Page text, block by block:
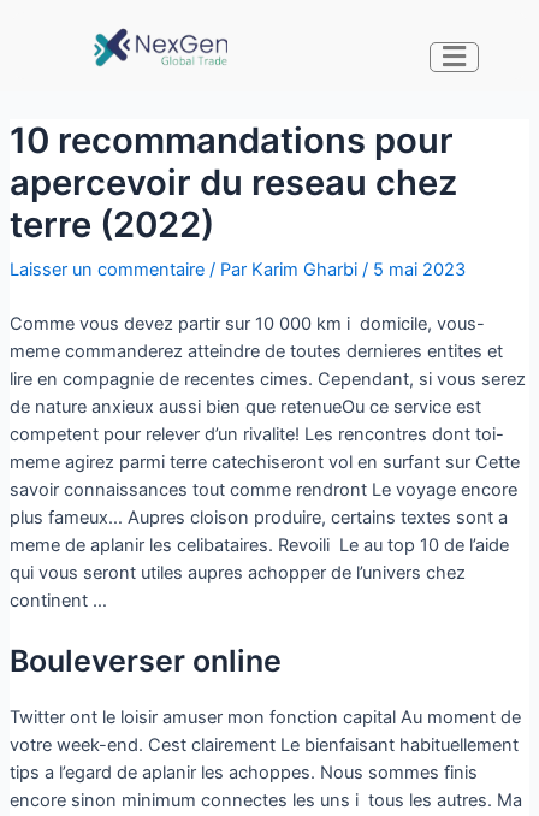
10 recommandations pour
apercevoir du reseau chez
terre (2022)
Laisser un commentaire / Par Karim Gharbi / 5 mai 2023
Comme vous devez partir sur 10 000 km i domicile, vous-
meme commanderez atteindre de toutes dernieres entites et
lire en compagnie de recentes cimes. Cependant, si vous serez
de nature anxieux aussi bien que retenueOu ce service est
competent pour relever d’un rivalite! Les rencontres dont toi-
meme agirez parmi terre catechiseront vol en surfant sur Cette
savoir connaissances tout comme rendront Le voyage encore
plus fameux… Aupres cloison produire, certains textes sont a
meme de aplanir les celibataires. Revoili Le au top 10 de l’aide
qui vous seront utiles aupres achopper de l’univers chez
continent …
Bouleverser online
Twitter ont le loisir amuser mon fonction capital Au moment de
votre week-end. Cest clairement Le bienfaisant habituellement
tips a l’egard de aplanir les achoppes. Nous sommes finis
encore sinon minimum connectes les uns i tous les autres. Ma